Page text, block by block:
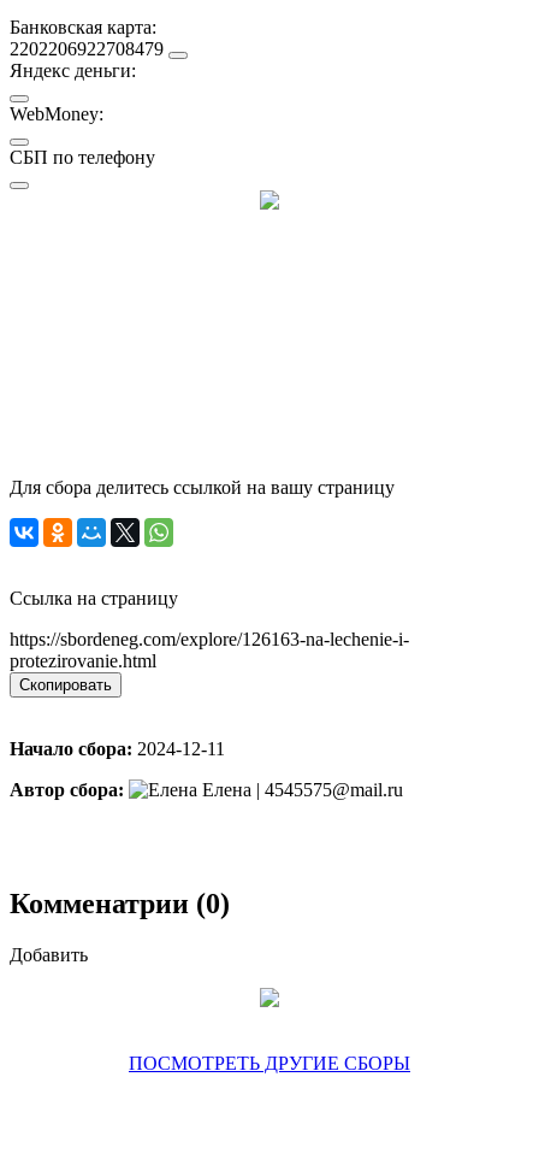
Банковская карта:
2202206922708479
Яндекс деньги:
WebMoney:
СБП по телефону
Для сбора делитесь ссылкой на вашу страницу
Ссылка на страницу
https://sbordeneg.com/explore/126163-na-lechenie-i-
protezirovanie.html
Скопировать
Начало сбора: 2024-12-11
Автор сбора:
Елена | 4545575@mail.ru
Комменатрии (0)
Добавить
ПОСМОТРЕТЬ ДРУГИЕ СБОРЫ